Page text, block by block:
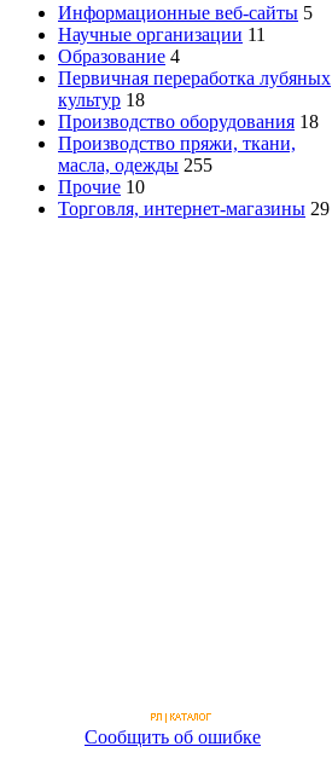
Информационные веб-сайты 5
Научные организации 11
Образование 4
Первичная переработка лубяных
культур 18
Производство оборудования 18
Производство пряжи, ткани,
масла, одежды 255
Прочие 10
Торговля, интернет-магазины 29
Сообщить об ошибке